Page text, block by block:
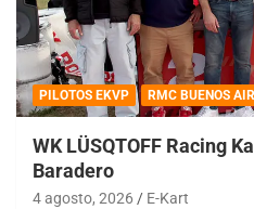
PILOTOS EKVP RMC BUENOS
WK LÜSQTOFF Racing
Baradero
4 agosto, 2026 E-Kart